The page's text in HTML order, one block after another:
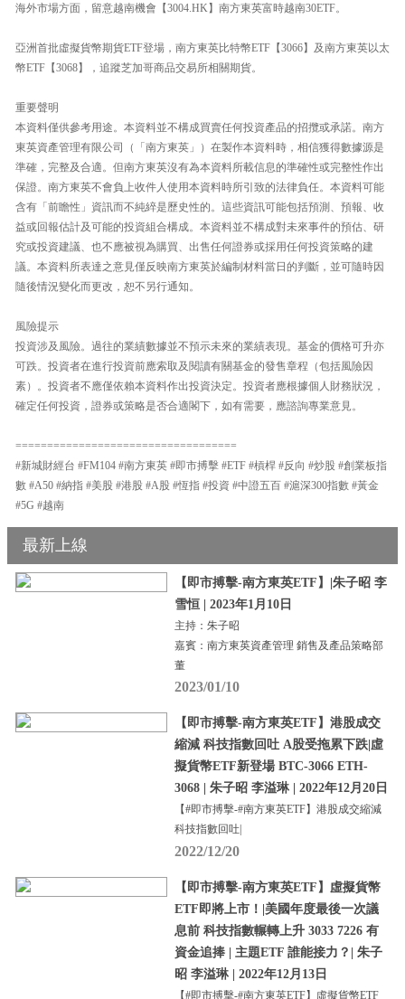
海外市場方面，留意越南機會【3004.HK】南方東英富時越南30ETF。
亞洲首批虛擬貨幣期貨ETF登場，南方東英比特幣ETF【3066】及南方東英以太
幣ETF【3068】，追蹤芝加哥商品交易所相關期貨。
重要聲明
本資料僅供參考用途。本資料並不構成買賣任何投資產品的招攬或承諾。南方
東英資產管理有限公司（「南方東英」）在製作本資料時，相信獲得數據源是
準確，完整及合適。但南方東英沒有為本資料所載信息的準確性或完整性作出
保證。南方東英不會負上收件人使用本資料時所引致的法律負任。本資料可能
含有「前瞻性」資訊而不純綷是歷史性的。這些資訊可能包括預測、預報、收
益或回報估計及可能的投資組合構成。本資料並不構成對未來事件的預估、研
究或投資建議、也不應被視為購買、出售任何證券或採用任何投資策略的建
議。本資料所表達之意見僅反映南方東英於編制材料當日的判斷，並可隨時因
隨後情況變化而更改，恕不另行通知。
風險提示
投資涉及風險。過往的業績數據並不預示未來的業績表現。基金的價格可升亦
可跌。投資者在進行投資前應索取及閱讀有關基金的發售章程（包括風險因
素）。投資者不應僅依賴本資料作出投資決定。投資者應根據個人財務狀況，
確定任何投資，證券或策略是否合適閣下，如有需要，應諮詢專業意見。
===================================
#新城財經台 #FM104 #南方東英 #即市搏擊 #ETF #槓桿 #反向 #炒股 #創業板指
數 #A50 #納指 #美股 #港股 #A股 #恆指 #投資 #中證五百 #滬深300指數 #黃金
#5G #越南
最新上線
【即市搏擊-南方東英ETF】|朱子昭 李
雪恒 | 2023年1月10日
主持：朱子昭
嘉賓：南方東英資產管理 銷售及產品策略部
董
2023/01/10
【即市搏擊-南方東英ETF】港股成交
縮減 科技指數回吐 A股受拖累下跌|虛
擬貨幣ETF新登場 BTC-3066 ETH-
3068 | 朱子昭 李溢琳 | 2022年12月20日
【#即市搏擊-#南方東英ETF】港股成交縮減
科技指數回吐|
2022/12/20
【即市搏擊-南方東英ETF】虛擬貨幣
ETF即將上市！|美國年度最後一次議
息前 科技指數輾轉上升 3033 7226 有
資金追捧 | 主題ETF 誰能接力？| 朱子
昭 李溢琳 | 2022年12月13日
【#即市搏擊-#南方東英ETF】虛擬貨幣ETF